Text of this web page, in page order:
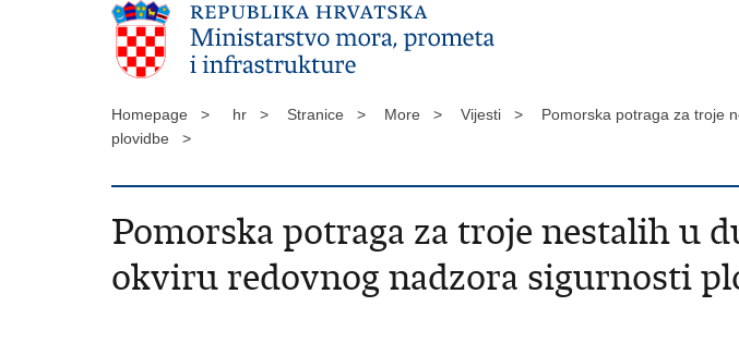
Homepage > hr > Stranice > More > Vijesti >
Pomorska potraga za troje
plovidbe >
Pomorska potraga za troje nestalih u
okviru redovnog nadzora sigurnosti